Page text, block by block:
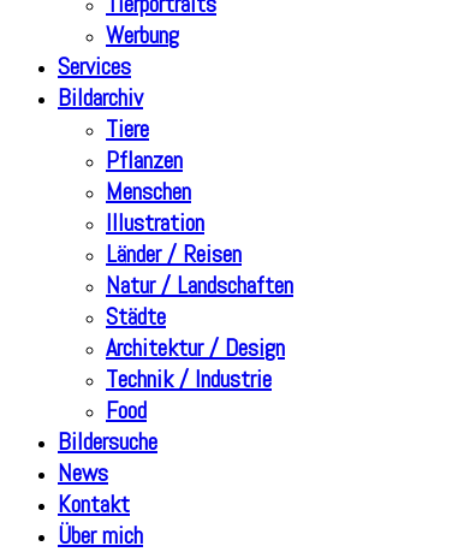
Werbung
Services
Bildarchiv
Tiere
Pflanzen
Menschen
Illustration
Länder / Reisen
Natur / Landschaften
Städte
Architektur / Design
Technik / Industrie
Food
Bildersuche
News
Kontakt
Über mich